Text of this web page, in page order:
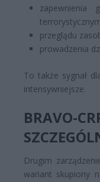
zapewnienia
przeglądu
prowadzenia
To także sygnał
intensywniejsze.
BRAVO-
Drugim
wariant skupiony